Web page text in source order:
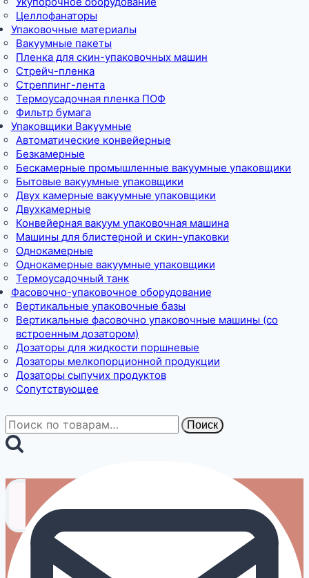
Целлофанаторы
Упаковочные материалы
Вакуумные пакеты
Пленка для скин-упаковочных машин
Стрейч-пленка
Стреппинг-лента
Термоусадочная пленка ПОФ
Фильтр бумага
Упаковщики Вакуумные
Автоматические конвейерные
Безкамерные
Бескамерные промышленные вакуумные упаковщики
Бытовые вакуумные упаковщики
Двух камерные вакуумные упаковщики
Двухкамерные
Конвейерная вакуум упаковочная машина
Машины для блистерной и скин-упаковки
Однокамерные
Однокамерные вакуумные упаковщики
Термоусадочный танк
Фасовочно-упаковочное оборудование
Вертикальные упаковочные базы
Вертикальные фасовочно упаковочные машины (со
встроенным дозатором)
Дозаторы для жидкости поршневые
Дозаторы мелкопорционной продукции
Дозаторы сыпучих продуктов
Сопутствующее
Искать: Поиск